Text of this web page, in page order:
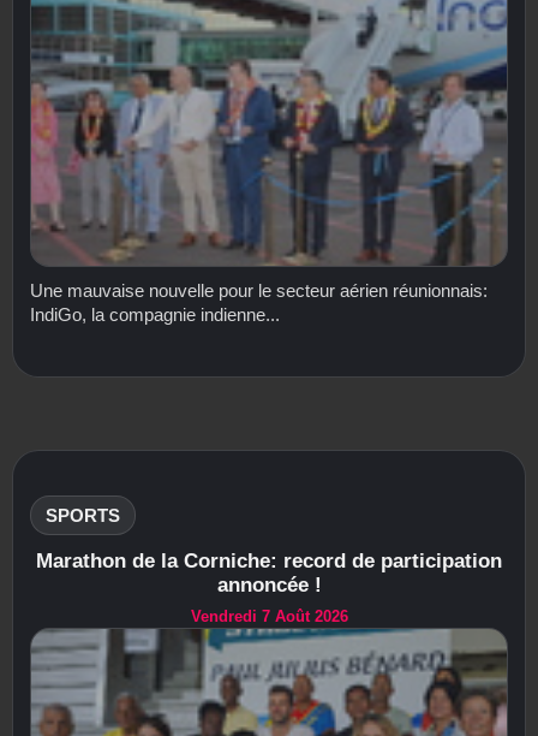
Une mauvaise nouvelle pour le secteur aérien réunionnais:
IndiGo, la compagnie indienne...
SPORTS
Marathon de la Corniche: record de participation
annoncée !
Vendredi 7 Août 2026